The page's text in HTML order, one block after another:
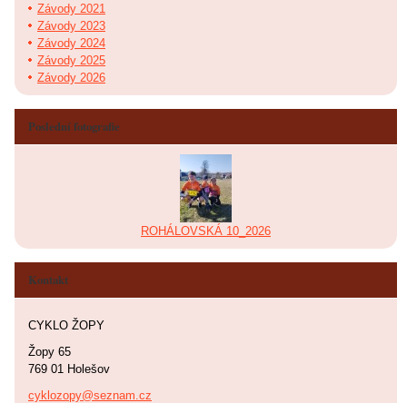
Závody 2021
Závody 2023
Závody 2024
Závody 2025
Závody 2026
Poslední fotografie
ROHÁLOVSKÁ 10_2026
Kontakt
CYKLO ŽOPY
Žopy 65
769 01 Holešov
cyklozopy@seznam.cz